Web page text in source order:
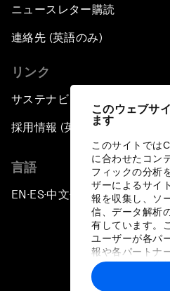
このウェブサ
ます
このサイトでは
に合わせたコン
フィックの分析
ザーによるサイ
報を収集し、ソ
信、データ解析
有しています。
ユーザーが各パ
報や各パートナ
に収集された情
トナーによって
ニュースレター購読
連絡先 (英語のみ)
リンク
サステナビリティへの取り組み
採用情報 (英語のみ)
言語
EN ▪ES▪中文▪ 日本語